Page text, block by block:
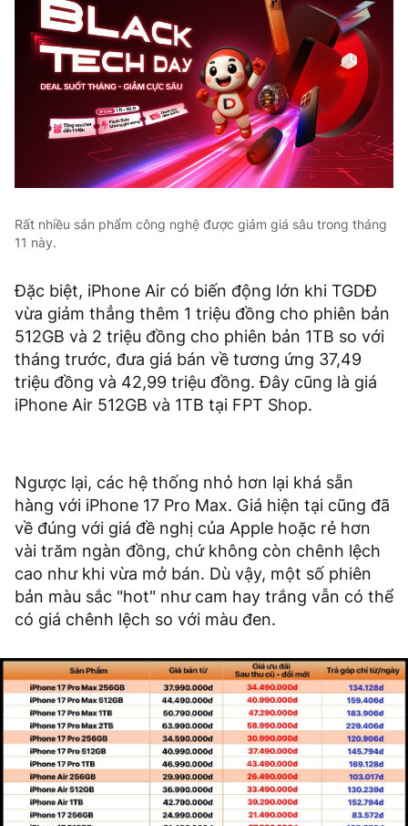
Rất nhiều sản phẩm công nghệ được giảm giá sâu trong tháng
11 này.
Đặc biệt, iPhone Air có biến động lớn khi TGDĐ
vừa giảm thẳng thêm 1 triệu đồng cho phiên bản
512GB và 2 triệu đồng cho phiên bản 1TB so với
tháng trước, đưa giá bán về tương ứng 37,49
triệu đồng và 42,99 triệu đồng. Đây cũng là giá
iPhone Air 512GB và 1TB tại FPT Shop.
Ngược lại, các hệ thống nhỏ hơn lại khá sẵn
hàng với iPhone 17 Pro Max. Giá hiện tại cũng đã
về đúng với giá đề nghị của Apple hoặc rẻ hơn
vài trăm ngàn đồng, chứ không còn chênh lệch
cao như khi vừa mở bán. Dù vậy, một số phiên
bản màu sắc "hot" như cam hay trắng vẫn có thể
có giá chênh lệch so với màu đen.